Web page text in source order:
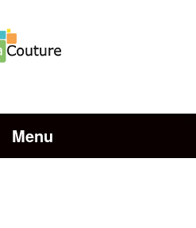
Open Menu